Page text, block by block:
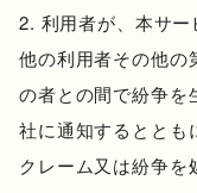
利用者が、本サー
他の利用者その他の
の者との間で紛争を
社に通知するととも
クレーム又は紛争を